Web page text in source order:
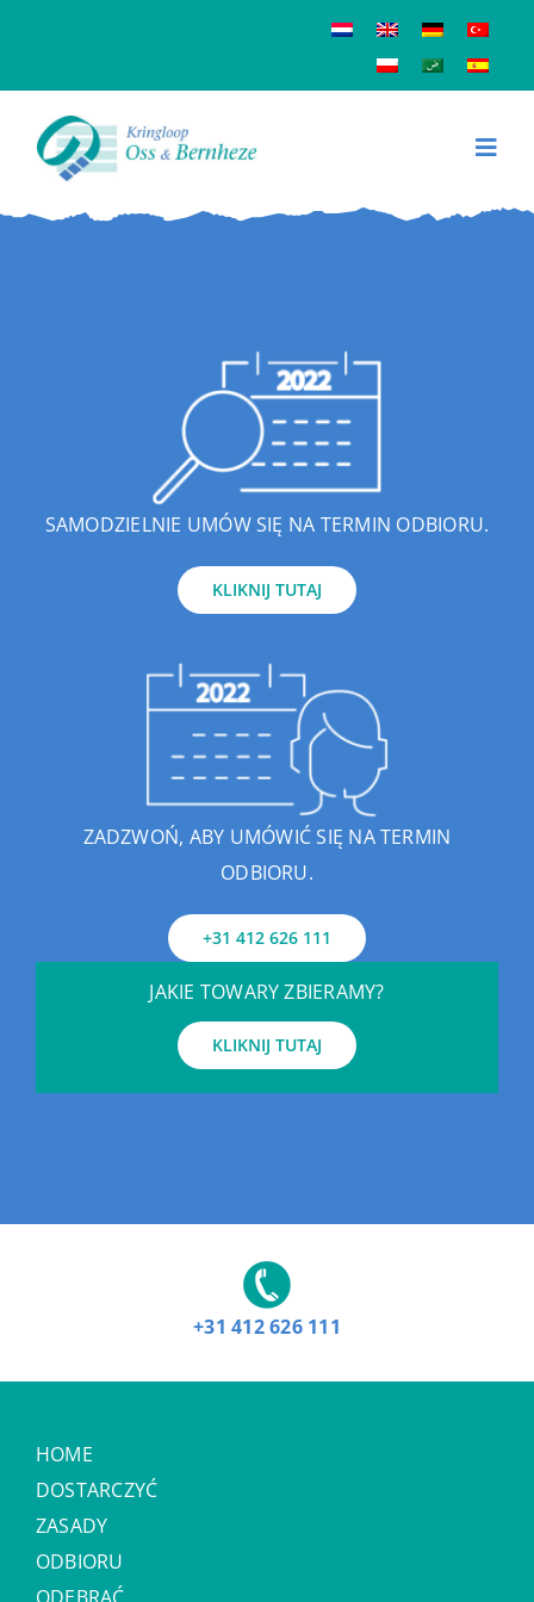
content
KONTAKT
SAMODZIELNIE UMÓW SIĘ NA TERMIN ODBIORU.
KLIKNIJ TUTAJ
ZADZWOŃ, ABY UMÓWIĆ SIĘ NA TERMIN
ODBIORU.
+31 412 626 111
JAKIE TOWARY ZBIERAMY?
KLIKNIJ TUTAJ
+31 412 626 111
HOME
DOSTARCZYĆ
ZASADY
ODBIORU
ODEBRAĆ